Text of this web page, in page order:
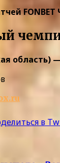
область)
в